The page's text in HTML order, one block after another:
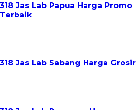
Jas Lab Papua Harga Promo
Jas Lab Sabang Harga Grosir